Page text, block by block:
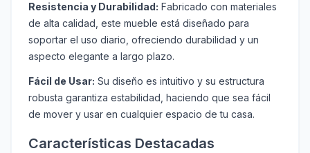
Resistencia y Durabilidad: Fabricado con materiales
de alta calidad, este mueble está diseñado para
soportar el uso diario, ofreciendo durabilidad y un
aspecto elegante a largo plazo.
Fácil de Usar: Su diseño es intuitivo y su estructura
robusta garantiza estabilidad, haciendo que sea fácil
de mover y usar en cualquier espacio de tu casa.
Características Destacadas